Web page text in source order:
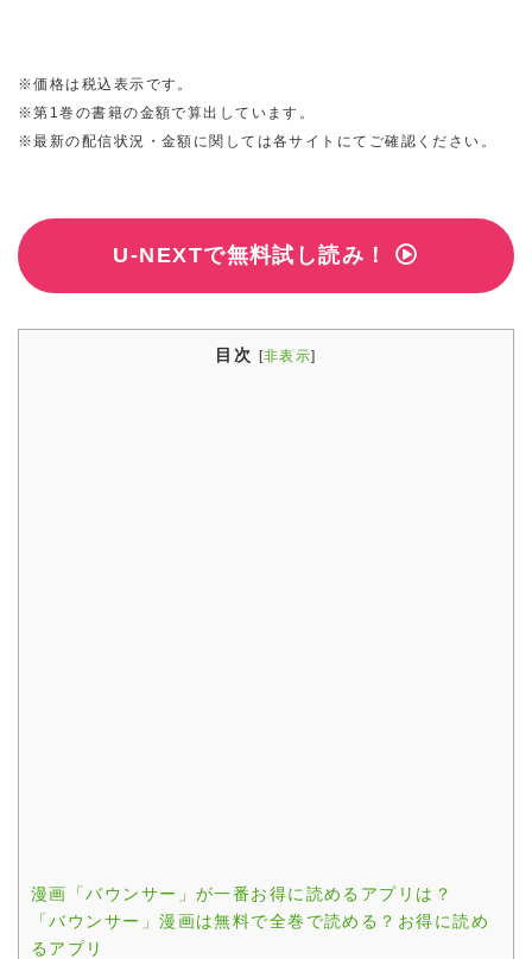
※価格は税込表示です。
※第1巻の書籍の金額で算出しています。
※最新の配信状況・金額に関しては各サイトにてご確認ください。
U-NEXTで無料試し読み！
目次 [非表示]
漫画「バウンサー」が一番お得に読めるアプリは？
「バウンサー」漫画は無料で全巻で読める？お得に読め
るアプリ